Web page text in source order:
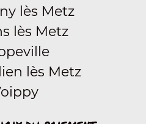
lès Metz
lès Metz
lès Metz